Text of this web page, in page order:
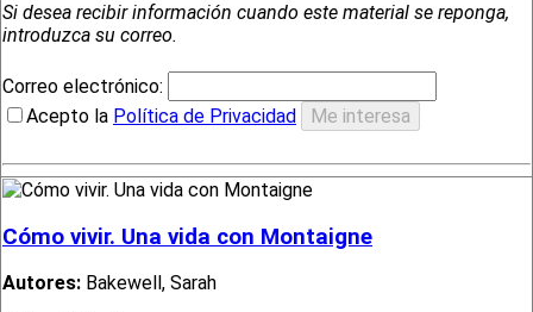
Si desea recibir información cuando este material se reponga,
introduzca su correo.
Correo electrónico:
Acepto la Política de Privacidad
Cómo vivir. Una vida con Montaigne
Autores: Bakewell, Sarah